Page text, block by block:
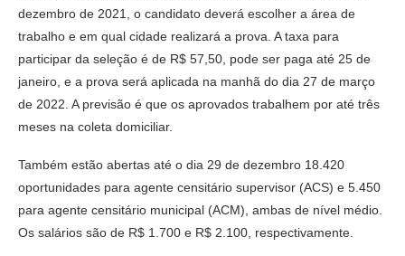
dezembro de 2021, o candidato deverá escolher a área de
trabalho e em qual cidade realizará a prova. A taxa para
participar da seleção é de R$ 57,50, pode ser paga até 25 de
janeiro, e a prova será aplicada na manhã do dia 27 de março
de 2022. A previsão é que os aprovados trabalhem por até três
meses na coleta domiciliar.
Também estão abertas até o dia 29 de dezembro 18.420
oportunidades para agente censitário supervisor (ACS) e 5.450
para agente censitário municipal (ACM), ambas de nível médio.
Os salários são de R$ 1.700 e R$ 2.100, respectivamente.